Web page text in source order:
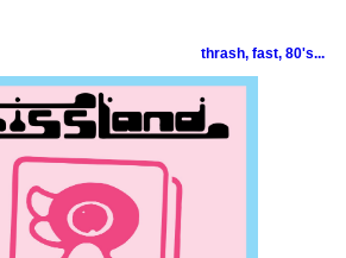
thrash, fast, 80's...